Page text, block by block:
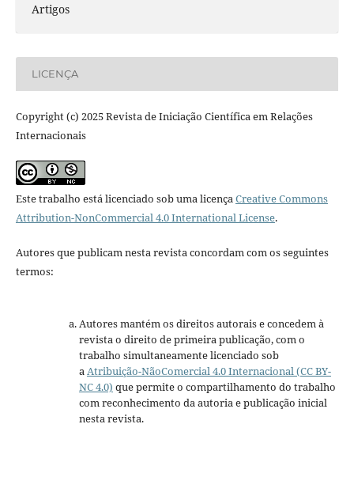
Artigos
LICENÇA
Copyright (c) 2025 Revista de Iniciação Científica em Relações
Internacionais
Este trabalho está licenciado sob uma licençaCreative Commons
Attribution-NonCommercial 4.0 International License.
Autores que publicam nesta revista concordam com os seguintes
termos:
Autores mantém os direitos autorais e concedem à
revista o direito de primeira publicação, com o
trabalho simultaneamente licenciado sob
aAtribuição-NãoComercial 4.0 Internacional (CC BY-
NC 4.0) que permite o compartilhamento do trabalho
com reconhecimento da autoria e publicação inicial
nesta revista.